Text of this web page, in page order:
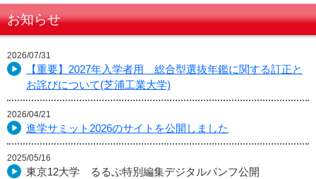
お知らせ
2026/07/31
【重要】2027年入学者用 総合型選抜年鑑に関する訂正と
お詫びについて(芝浦工業大学)
2026/04/21
進学サミット2026のサイトを公開しました
2025/05/16
東京12大学 るるぶ特別編集デジタルパンフ公開